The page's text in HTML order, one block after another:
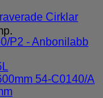
Cirklar